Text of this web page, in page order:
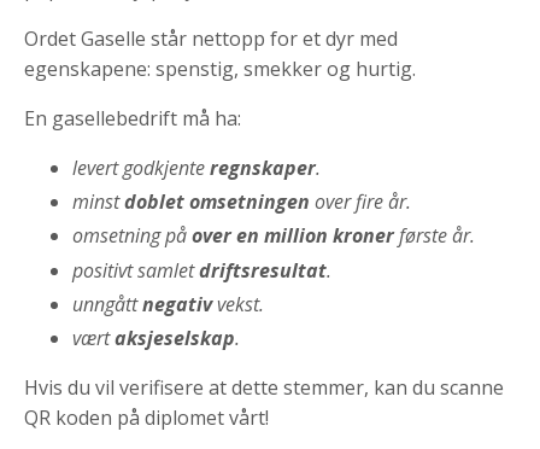
Ordet Gaselle står nettopp for et dyr med
egenskapene: spenstig, smekker og hurtig.
En gasellebedrift må ha:
levert godkjenteregnskaper.
minstdoblet omsetningen over fire år.
omsetning påover en million kronerførste år.
positivt samletdriftsresultat.
unngåttnegativvekst.
værtaksjeselskap.
Hvis du vil verifisere at dette stemmer, kan du scanne
QR koden på diplomet vårt!